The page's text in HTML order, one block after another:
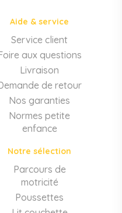
de crèche
empilables, meubles à
tables et
vestiaire, barrières de
aménager une structure
normes PMI.
professionnel
chaises hautes, sièges
bébé, écoute-bébé,
puériculture collectivité
des EAJE.
Aide & service
Service client
aux questions
Livraison
de retour
Nos garanties
Normes petite
enfance
Notre sélection
Parcours de
motricité
Poussettes